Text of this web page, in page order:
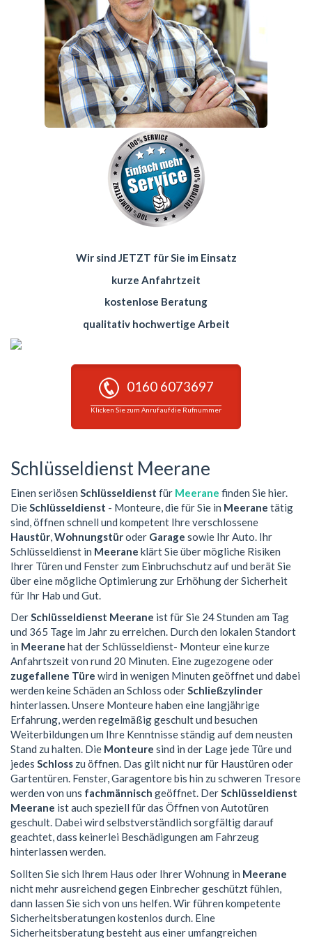
Wir sind JETZT für Sie im Einsatz
kurze Anfahrtzeit
kostenlose Beratung
qualitativ hochwertige Arbeit
0160 6073697
Klicken Sie zum Anruf auf die Rufnummer
Schlüsseldienst Meerane
Einen seriösen Schlüsseldienst für Meerane finden Sie hier.
DieSchlüsseldienst - Monteure, die für Sie in Meerane tätig
sind, öffnen schnell und kompetent Ihre verschlossene
Haustür,Wohnungstüroder Garage sowie Ihr Auto. Ihr
Schlüsseldienst in Meerane klärt Sie über mögliche Risiken
Ihrer Türen und Fenster zum Einbruchschutz auf und berät Sie
über eine mögliche Optimierung zur Erhöhung der Sicherheit
für Ihr Hab und Gut.
DerSchlüsseldienst Meerane ist für Sie 24 Stunden am Tag
und 365 Tage im Jahr zu erreichen. Durch den lokalen Standort
in Meerane hat der Schlüsseldienst- Monteur eine kurze
Anfahrtszeit von rund 20 Minuten. Eine zugezogene oder
zugefallene Türe wird in wenigen Minuten geöffnet und dabei
werden keine Schäden an Schloss oderSchließzylinder
hinterlassen. Unsere Monteure haben eine langjährige
Erfahrung, werden regelmäßig geschult und besuchen
Weiterbildungen um Ihre Kenntnisse ständig auf dem neusten
Stand zu halten. Die Monteure sind in der Lage jede Türe und
jedes Schloss zu öffnen. Das gilt nicht nur für Haustüren oder
Gartentüren. Fenster, Garagentore bis hin zu schweren Tresore
werden von uns fachmännisch geöffnet. DerSchlüsseldienst
Meerane ist auch speziell für das Öffnen von Autotüren
geschult. Dabei wird selbstverständlich sorgfältig darauf
geachtet, dass keinerlei Beschädigungen am Fahrzeug
hinterlassen werden.
Sollten Sie sich Ihrem Haus oder Ihrer Wohnung in Meerane
nicht mehr ausreichend gegen Einbrecher geschützt fühlen,
dann lassen Sie sich von uns helfen. Wir führen kompetente
Sicherheitsberatungen kostenlos durch. Eine
Sicherheitsberatung besteht aus einer umfangreichen